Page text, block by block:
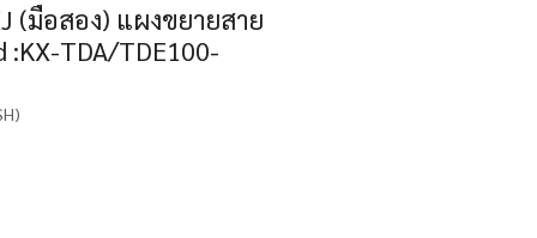
(มือสอง) แผงขยายสาย
:KX-TDA/TDE100-